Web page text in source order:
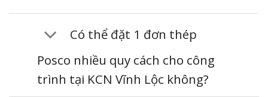
Có thể đặt 1 đơn thép
Posco nhiều quy cách cho công
trình tại KCN Vĩnh Lộc không?